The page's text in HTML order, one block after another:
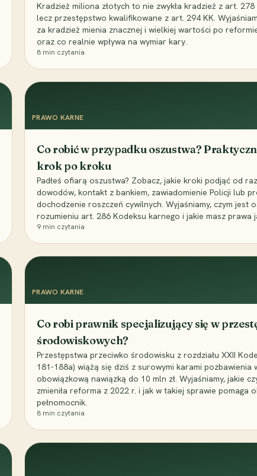
Kradzież miliona złotych to nie zwykła kradzież z art.
lecz przestępstwo kwalifikowane z art. 294 KK.
za kradzież mienia znacznej i wielkiej wartości po
oraz co realnie wpływa na wymiar kary.
8 min czytania
PRAWO KARNE
Co robić w przypadku oszustwa?
krok po kroku
Padłeś ofiarą oszustwa? Zobacz, jakie kroki podjąć od
dowodów, kontakt z bankiem, zawiadomienie Policji lub
dochodzenie roszczeń cywilnych. Wyjaśniamy, czym jest
rozumieniu art. 286 Kodeksu karnego i jakie masz prawa
9 min czytania
PRAWO KARNE
Co robi prawnik specjalizujący się w
środowiskowych?
Przestępstwa przeciwko środowisku z rozdziału XXII
181-188a) wiążą się dziś z surowymi karami pozbawienia
obowiązkową nawiązką do 10 mln zł. Wyjaśniamy, jakie
zmieniła reforma z 2022 r. i jak w takiej sprawie pomaga
pełnomocnik.
8 min czytania